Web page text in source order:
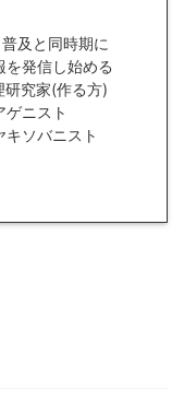
及と同時期に
発信し始める
究家(作る方)
ゲニスト
キソバニスト